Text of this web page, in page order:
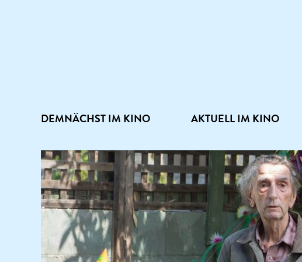
DEMNÄCHST IM KINO AKTUELL IM KINO